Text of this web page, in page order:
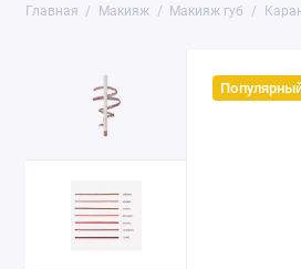
Главная Макияж Макияж губ